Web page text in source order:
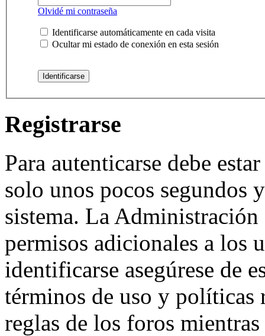
Olvidé mi contraseña
Identificarse automáticamente en cada visita
Ocultar mi estado de conexión en esta sesión
Registrarse
Para autenticarse debe
solo unos pocos segundos
sistema. La
permisos adicionales a los
identificarse asegúrese de
términos de uso y políticas
reglas de los foros